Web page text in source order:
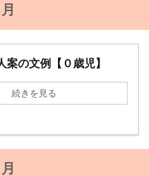
案の文例【０歳児】
続きを見る